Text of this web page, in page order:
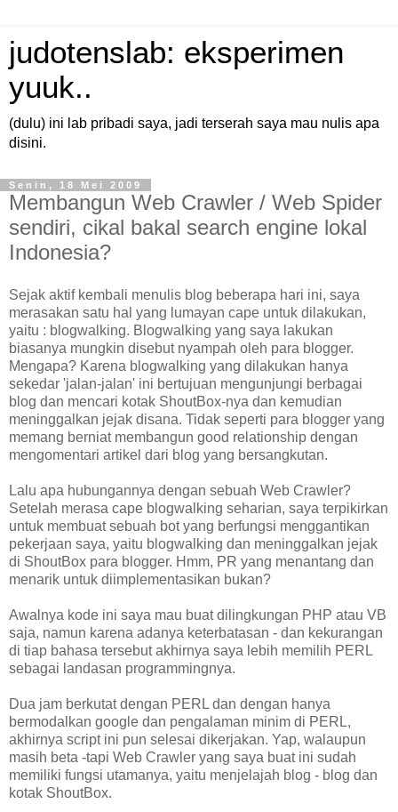
judotenslab: eksperimen
yuuk..
(dulu) ini lab pribadi saya, jadi terserah saya mau nulis apa
disini.
Senin, 18 Mei 2009
Membangun Web Crawler / Web Spider
sendiri, cikal bakal search engine lokal
Indonesia?
Sejak aktif kembali menulis blog beberapa hari ini, saya
merasakan satu hal yang lumayan cape untuk dilakukan,
yaitu : blogwalking. Blogwalking yang saya lakukan
biasanya mungkin disebut nyampah oleh para blogger.
Mengapa? Karena blogwalking yang dilakukan hanya
sekedar 'jalan-jalan' ini bertujuan mengunjungi berbagai
blog dan mencari kotak ShoutBox-nya dan kemudian
meninggalkan jejak disana. Tidak seperti para blogger yang
memang berniat membangun good relationship dengan
mengomentari artikel dari blog yang bersangkutan.
Lalu apa hubungannya dengan sebuah Web Crawler?
Setelah merasa cape blogwalking seharian, saya terpikirkan
untuk membuat sebuah bot yang berfungsi menggantikan
pekerjaan saya, yaitu blogwalking dan meninggalkan jejak
di ShoutBox para blogger. Hmm, PR yang menantang dan
menarik untuk diimplementasikan bukan?
Awalnya kode ini saya mau buat dilingkungan PHP atau VB
saja, namun karena adanya keterbatasan - dan kekurangan
di tiap bahasa tersebut akhirnya saya lebih memilih PERL
sebagai landasan programmingnya.
Dua jam berkutat dengan PERL dan dengan hanya
bermodalkan google dan pengalaman minim di PERL,
akhirnya script ini pun selesai dikerjakan. Yap, walaupun
masih beta -tapi Web Crawler yang saya buat ini sudah
memiliki fungsi utamanya, yaitu menjelajah blog - blog dan
kotak ShoutBox.